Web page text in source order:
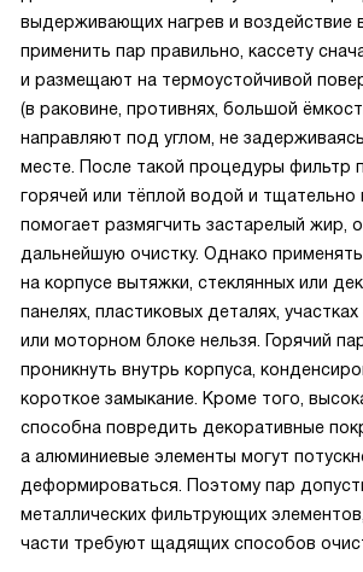
выдерживающих нагрев и воздействие
применить пар правильно, кассету
и размещают на термоустойчивой
(в раковине, противнях, большой
направляют под углом, не
месте. После такой процедуры фильтр
горячей или тёплой водой и
помогает размягчить застарелый жир,
дальнейшую очистку. Однако
на корпусе вытяжки, стеклянных или
панелях, пластиковых деталях,
или моторном блоке нельзя. Горячий
проникнуть внутрь корпуса,
короткое замыкание. Кроме того,
способна повредить декоративные
а алюминиевые элементы могут
деформироваться. Поэтому пар
металлических фильтрующих
части требуют щадящих способов